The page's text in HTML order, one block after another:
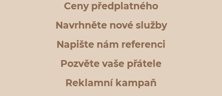
Ceny předplatného
Navrhněte nové služby
Napište nám referenci
Pozvěte vaše přátele
Reklamní kampaň